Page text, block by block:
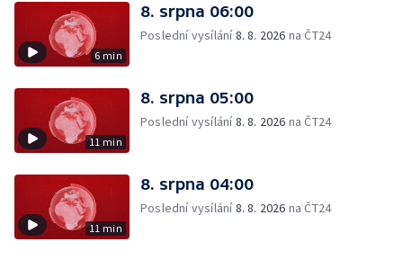
6 min
8. srpna 06:00
Poslední vysílání8. 8. 2026 na ČT24
11 min
8. srpna 05:00
Poslední vysílání8. 8. 2026 na ČT24
11 min
8. srpna 04:00
Poslední vysílání8. 8. 2026 na ČT24